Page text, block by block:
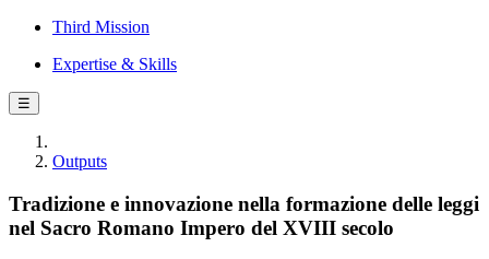
Third Mission
Expertise & Skills
☰
Outputs
Tradizione e innovazione nella formazione delle leggi
nel Sacro Romano Impero del XVIII secolo